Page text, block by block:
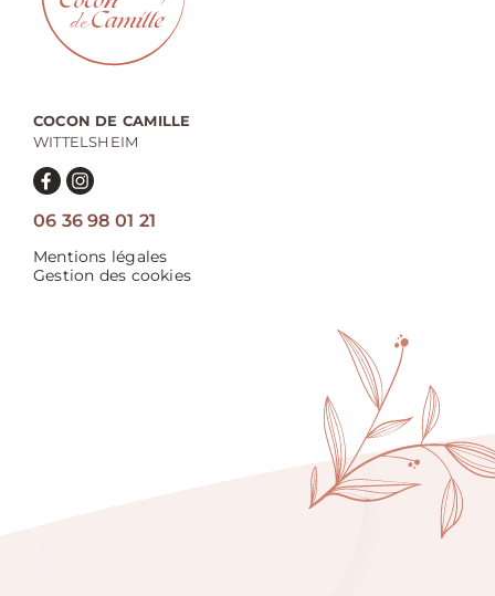
COCON DE CAMILLE
WITTELSHEIM
06 36 98 01 21
Mentions légales
Gestion des cookies